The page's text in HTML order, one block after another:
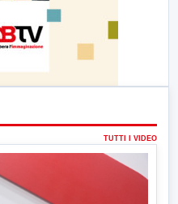
TUTTI I VIDEO